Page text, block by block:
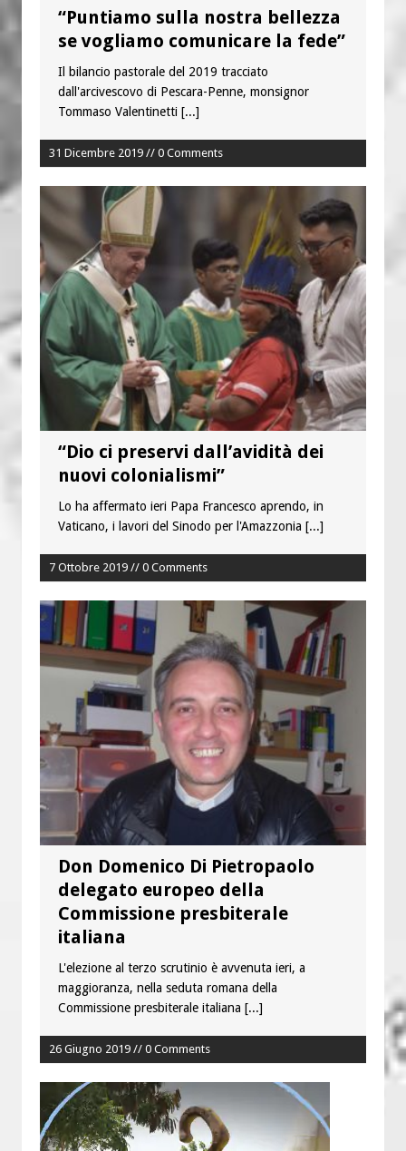
“Puntiamo sulla nostra bellezza
se vogliamo comunicare la fede”
Il bilancio pastorale del 2019 tracciato
dall'arcivescovo di Pescara-Penne, monsignor
Tommaso Valentinetti [...]
31 Dicembre 2019 // 0 Comments
“Dio ci preservi dall’avidità dei
nuovi colonialismi”
Lo ha affermato ieri Papa Francesco aprendo, in
Vaticano, i lavori del Sinodo per l'Amazzonia [...]
7 Ottobre 2019 // 0 Comments
Don Domenico Di Pietropaolo
delegato europeo della
Commissione presbiterale
italiana
L'elezione al terzo scrutinio è avvenuta ieri, a
maggioranza, nella seduta romana della
Commissione presbiterale italiana [...]
26 Giugno 2019 // 0 Comments